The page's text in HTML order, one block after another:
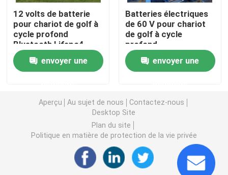
batterie électrique de bicyclette
Batterie électrique de scooter
batterie au lithium de chariot de golf
Onduleur domestique à batterie au lithium
Batterie au lithium haute tension
meuble de rangement d'énergie
12 volts de batterie
pour chariot de golf à
cycle profond
Bluetooth Lifepo4
pratique
envoyer une
Batteries électriques
de 60 V pour chariot
de golf à cycle
profond
envoyer une
Aperçu Au sujet de nous
Contactez-nous
Desktop Site
Plan du site
Politique en matière de protection de la vie privée